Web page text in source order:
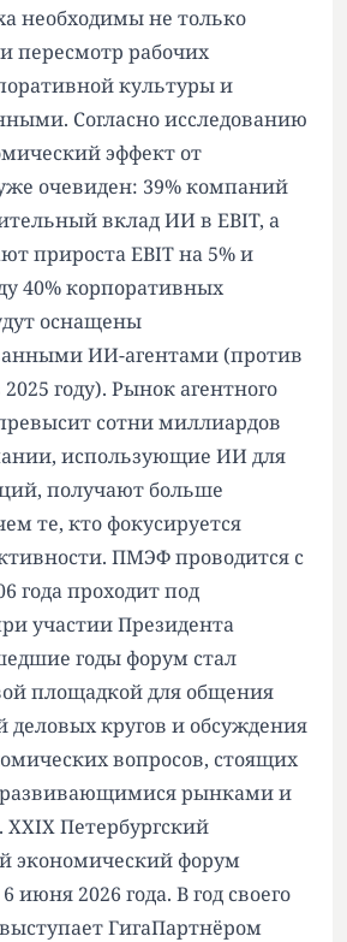
необходимы не только
пересмотр рабочих
культуры и
Согласно исследованию
эффект от
очевиден: 39% компаний
вклад ИИ в EBIT, а
прироста EBIT на 5% и
40% корпоративных
оснащены
ИИ-агентами (против
году). Рынок агентного
сотни миллиардов
использующие ИИ для
получают больше
те, кто фокусируется
ПМЭФ проводится с
года проходит под
участии Президента
годы форум стал
площадкой для общения
деловых кругов и обсуждения
вопросов, стоящих
развивающимися рынками и
Петербургский
экономический форум
июня 2026 года. В год своего
ГигаПартнёром